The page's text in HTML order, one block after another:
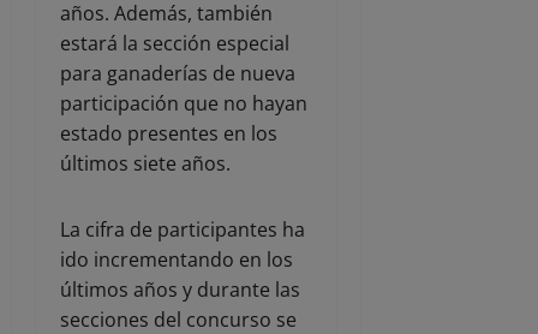
años. Además, también
estará la sección especial
para ganaderías de nueva
participación que no hayan
estado presentes en los
últimos siete años.
La cifra de participantes ha
ido incrementando en los
últimos años y durante las
secciones del concurso se